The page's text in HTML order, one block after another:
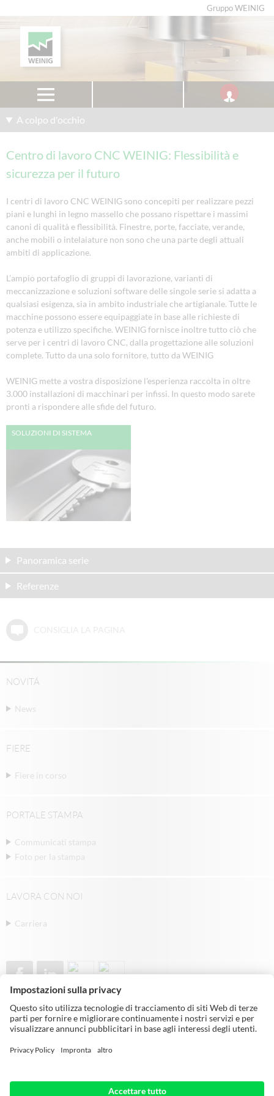
Gruppo WEINIG
A colpo d'occhio
Centro di lavoro CNC WEINIG: Flessibilità e
sicurezza per il futuro
I centri di lavoro CNC WEINIG sono concepiti per realizzare pezzi
piani e lunghi in legno massello che possano rispettare i massimi
canoni di qualità e flessibilità. Finestre, porte, facciate, verande,
anche mobili o intelaiature non sono che una parte degli attuali
ambiti di applicazione.
L’ampio portafoglio di gruppi di lavorazione, varianti di
meccanizzazione e soluzioni software delle singole serie si adatta a
qualsiasi esigenza, sia in ambito industriale che artigianale. Tutte le
macchine possono essere equipaggiate in base alle richieste di
potenza e utilizzo specifiche. WEINIG fornisce inoltre tutto ciò che
serve per i centri di lavoro CNC, dalla progettazione alle soluzioni
complete. Tutto da una solo fornitore, tutto da WEINIG
WEINIG mette a vostra disposizione l'esperienza raccolta in oltre
3.000 installazioni di macchinari per infissi. In questo modo sarete
pronti a rispondere alle sfide del futuro.
SOLUZIONI DI SISTEMA
Panoramica serie
Referenze
NOVITÁ
News
FIERE
Fiere in corso
PORTALE STAMPA
Communicati stampa
Foto per la stampa
LAVORA CON NOI
Carriera
Telephone: +49 9341 860